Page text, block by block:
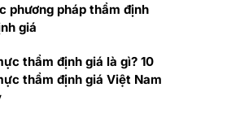
phương pháp thẩm định
giá
thẩm định giá là gì? 10
thẩm định giá Việt Nam